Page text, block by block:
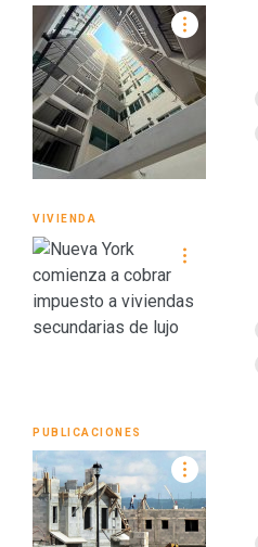
VIVIENDA
PUBLICACIONES